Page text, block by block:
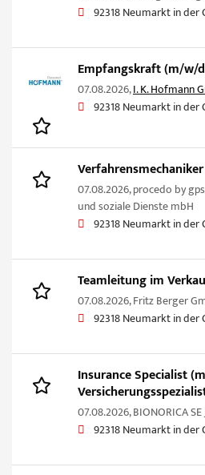
92318 Neumarkt in der
Empfangskraft (m/w/
07.08.2026,I. K. Hofmann
92318 Neumarkt in der
07.08.2026,procedo by
und soziale Dienste mbH
92318 Neumarkt in der
Teamleitung im
07.08.2026,Fritz Berger
92318 Neumarkt in der
Insurance Specialist
07.08.2026,BIONORICA
92318 Neumarkt in der